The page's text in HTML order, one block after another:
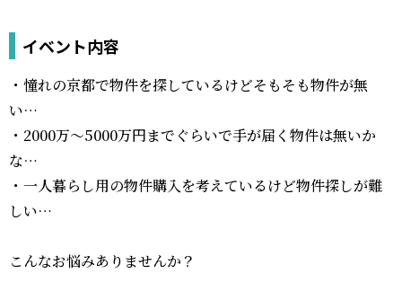
イベント内容
・憧れの京都で物件を探しているけどそもそも物件が無
い…
・2000万〜5000万円までぐらいで手が届く物件は無いか
な…
・一人暮らし用の物件購入を考えているけど物件探しが難
しい…
こんなお悩みありませんか？